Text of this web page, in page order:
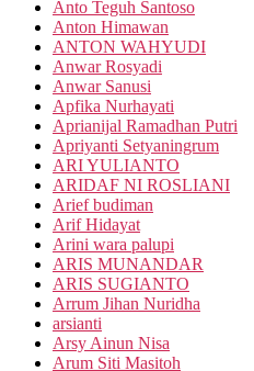
Anto Teguh Santoso
Anton Himawan
ANTON WAHYUDI
Anwar Rosyadi
Anwar Sanusi
Apfika Nurhayati
Aprianijal Ramadhan Putri
Apriyanti Setyaningrum
ARI YULIANTO
ARIDAF NI ROSLIANI
Arief budiman
Arif Hidayat
Arini wara palupi
ARIS MUNANDAR
ARIS SUGIANTO
Arrum Jihan Nuridha
arsianti
Arsy Ainun Nisa
Arum Siti Masitoh